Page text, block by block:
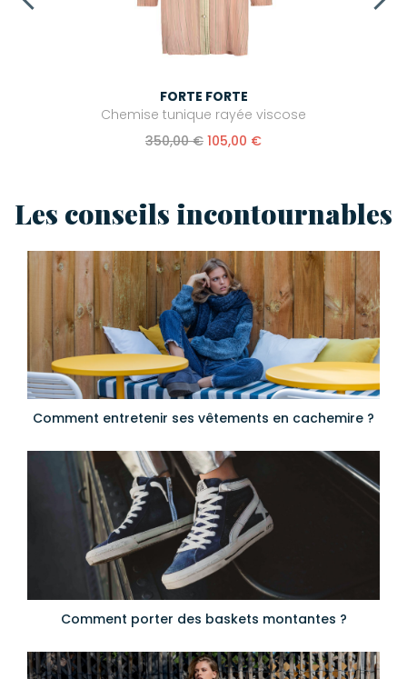
FORTE FORTE
Chemise tunique rayée viscose
350,00 € 105,00 €
Les conseils incontournables
Comment entretenir ses vêtements en cachemire ?
Comment porter des baskets montantes ?